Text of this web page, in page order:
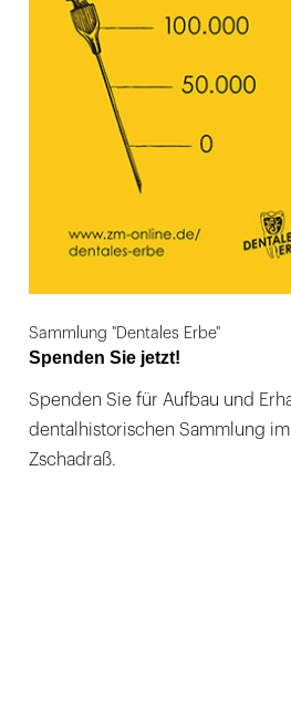
Sammlung "Dentales Erbe"
Spenden Sie jetzt!
Spenden Sie für Aufbau und
dentalhistorischen Sammlung
Zschadraß.